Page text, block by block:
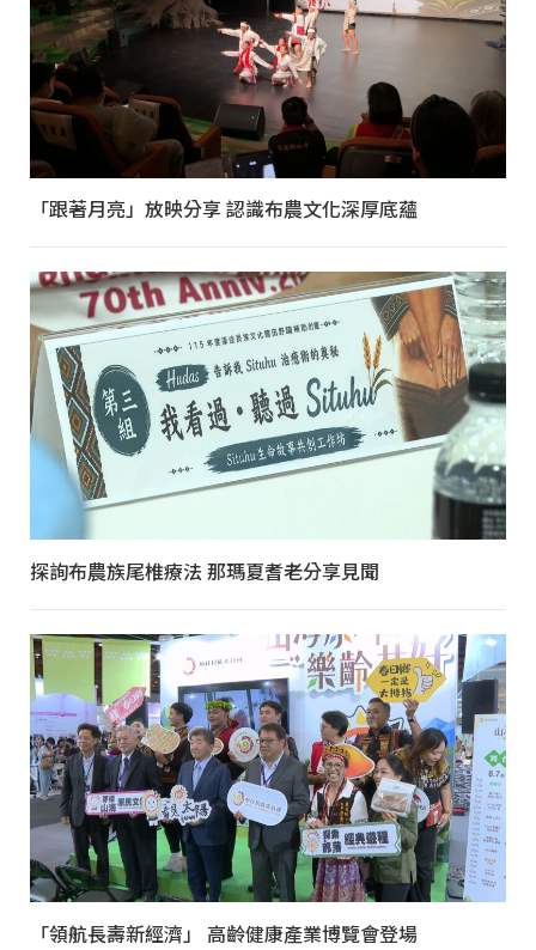
「跟著月亮」放映分享 認識布農文化深厚底蘊
探詢布農族尾椎療法 那瑪夏耆老分享見聞
「領航長壽新經濟」 高齡健康產業博覽會登場